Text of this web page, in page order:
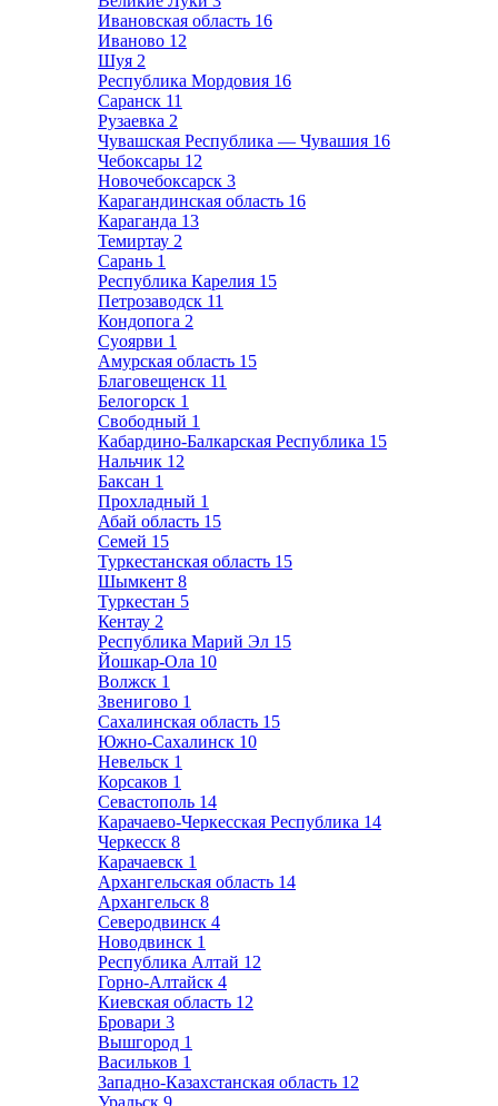
Ивановская область 16
Иваново 12
Шуя 2
Республика Мордовия 16
Саранск 11
Рузаевка 2
Чувашская Республика — Чувашия 16
Чебоксары 12
Новочебоксарск 3
Карагандинская область 16
Караганда 13
Темиртау 2
Сарань 1
Республика Карелия 15
Петрозаводск 11
Кондопога 2
Суоярви 1
Амурская область 15
Благовещенск 11
Белогорск 1
Свободный 1
Кабардино-Балкарская Республика 15
Нальчик 12
Баксан 1
Прохладный 1
Абай область 15
Семей 15
Туркестанская область 15
Шымкент 8
Туркестан 5
Кентау 2
Республика Марий Эл 15
Йошкар-Ола 10
Волжск 1
Звенигово 1
Сахалинская область 15
Южно-Сахалинск 10
Невельск 1
Корсаков 1
Севастополь 14
Карачаево-Черкесская Республика 14
Черкесск 8
Карачаевск 1
Архангельская область 14
Архангельск 8
Северодвинск 4
Новодвинск 1
Республика Алтай 12
Горно-Алтайск 4
Киевская область 12
Бровари 3
Вышгород 1
Васильков 1
Западно-Казахстанская область 12
Уральск 9